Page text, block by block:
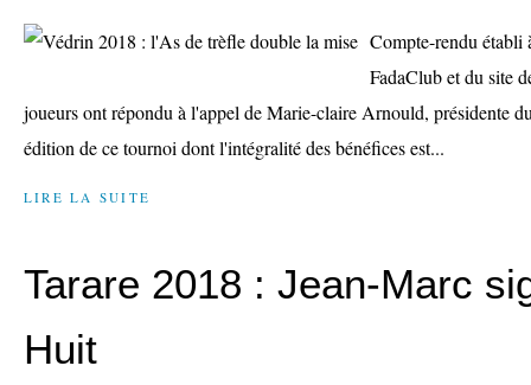
Compte-rendu établi
FadaClub et du site
joueurs ont répondu à l'appel de Marie-claire Arnould, présidente
édition de ce tournoi dont l'intégralité des bénéfices est...
LIRE LA SUITE
Tarare 2018 : Jean-Marc
Huit